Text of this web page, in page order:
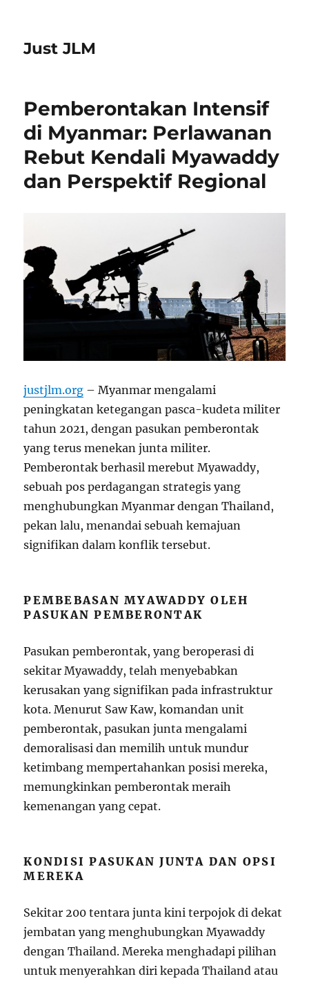
Just JLM
Pemberontakan Intensif
di Myanmar: Perlawanan
Rebut Kendali Myawaddy
dan Perspektif Regional
justjlm.org – Myanmar mengalami
peningkatan ketegangan pasca-kudeta militer
tahun 2021, dengan pasukan pemberontak
yang terus menekan junta militer.
Pemberontak berhasil merebut Myawaddy,
sebuah pos perdagangan strategis yang
menghubungkan Myanmar dengan Thailand,
pekan lalu, menandai sebuah kemajuan
signifikan dalam konflik tersebut.
PEMBEBASAN MYAWADDY OLEH
PASUKAN PEMBERONTAK
Pasukan pemberontak, yang beroperasi di
sekitar Myawaddy, telah menyebabkan
kerusakan yang signifikan pada infrastruktur
kota. Menurut Saw Kaw, komandan unit
pemberontak, pasukan junta mengalami
demoralisasi dan memilih untuk mundur
ketimbang mempertahankan posisi mereka,
memungkinkan pemberontak meraih
kemenangan yang cepat.
KONDISI PASUKAN JUNTA DAN OPSI
MEREKA
Sekitar 200 tentara junta kini terpojok di dekat
jembatan yang menghubungkan Myawaddy
dengan Thailand. Mereka menghadapi pilihan
untuk menyerahkan diri kepada Thailand atau